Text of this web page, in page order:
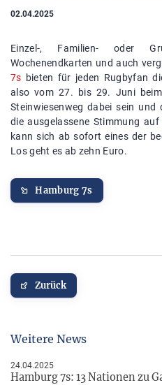
02.04.2025
Einzel-, Familien- oder
Wochenendkarten und auch
7s bieten für jeden Rugbyfan
also vom 27. bis 29. Juni
Steinwiesenweg dabei sein
die ausgelassene Stimmung
kann sich ab sofort eines der
Los geht es ab zehn Euro.
Hamburg 7s
Zurück
Weitere News
24.04.2025
Hamburg 7s: 13 Nationen zu